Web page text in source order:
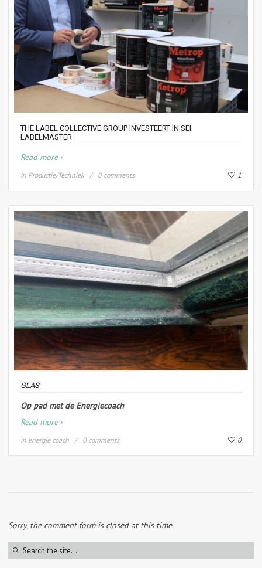
THE LABEL COLLECTIVE GROUP INVESTEERT IN SEI
LABELMASTER
Read more
in Productie/Techniek 0 comments 1
GLAS
Op pad met de Energiecoach
Read more
in energie coach 0 comments 0
Sorry, the comment form is closed at this time.